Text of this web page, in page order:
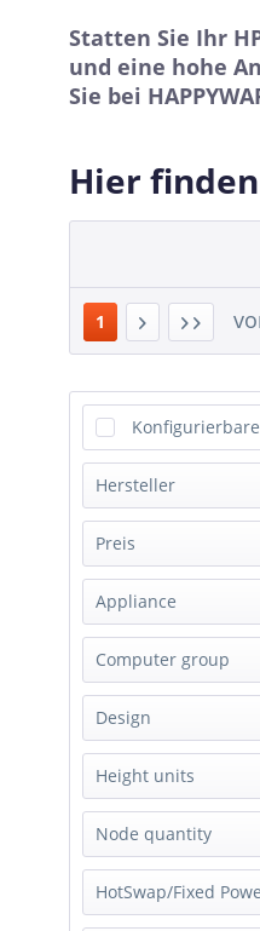
Statten Sie Ihr
und eine hohe
Sie bei
Hier finden
1
Hersteller
AIC
Dell
Gigabyte
Happyware
Supermicro
Preis
von1930,00 €
99999,99 €
Appliance
Storage
Computer group
Server
Design
Rack
Height units
1U
2U
4U
Node quantity
1 Node
2 Node